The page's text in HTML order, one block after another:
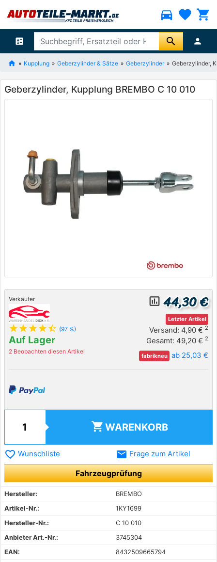
directions_car favorite shopping_cart
ballot search person
Kupplung Geberzylinder & Sätze Geberzylinder Geberzylinder,
Geberzylinder, Kupplung BREMBO C 10 010
Verkäufer
star star star star star_half (97 %)
Auf Lager
2 Beobachten diesen Artikel
insert_chart_outlined 44,30 €
Letzter Artikel
Versand: 4,90 € 2
Gesamt: 49,20 € 2
fabrikneu ab 25,03 €
shopping_cart WARENKORB
favorite_border Wunschliste email Frage zum Artikel
Fahrzeugprüfung
Hersteller:
BREMBO
Artikel-Nr.:
1KY1699
Hersteller-Nr.:
C 10 010
Anbieter Art.-Nr.:
3745304
EAN:
8432509665794